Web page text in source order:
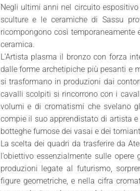
Negli ultimi anni nel circuito
sculture e le ceramiche di Sassu
ricompongono così
ceramica.
L’Artista plasma il bronzo con forza
dalle forme archetipiche più pesanti e
si trasformano in produzioni dai
cavalli scolpiti si rincorrono con i
volumi e di cromatismi che svelano
compie il suo apprendistato di artista
botteghe fumose dei vasai e dei
La scelta dei quadri da trasferire da
l’obiettivo essenzialmente sulle
produzioni legate al futurismo,
figure geometriche, e nella cifra